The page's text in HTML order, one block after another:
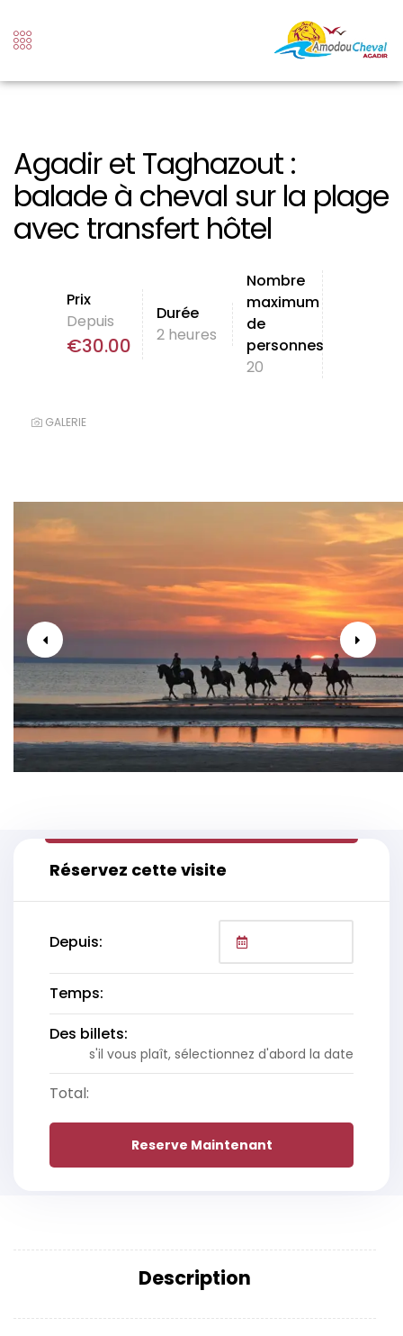
Agadir et Taghazout :
balade à cheval sur la plage
avec transfert hôtel
Prix
Depuis
€30.00
Durée
2 heures
Nombre
maximum
de
personnes
20
GALERIE
Réservez cette visite
Depuis:
Temps:
Des billets:
s'il vous plaît, sélectionnez d'abord la date
Total:
Reserve Maintenant
Description